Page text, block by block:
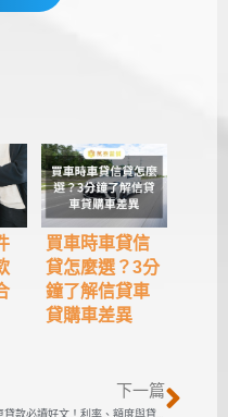
買車時車貸信
貸怎麼選？3分
鐘了解信貸車
貸購車差異
下一篇